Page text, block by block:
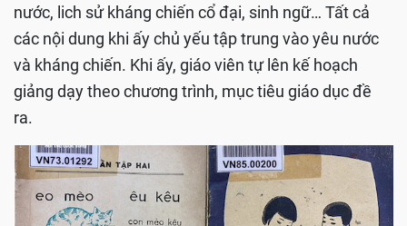
nước, lich sử kháng chiến cổ đại, sinh ngữ… Tất cả
các nội dung khi ấy chủ yếu tập trung vào yêu nước
và kháng chiến. Khi ấy, giáo viên tự lên kế hoạch
giảng dạy theo chương trình, mục tiêu giáo dục đề
ra.